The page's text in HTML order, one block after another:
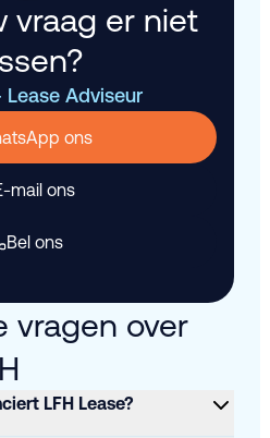
vraag er niet
Adviseur
ons
mail ons
Bel ons
vragen over
LFH Lease?